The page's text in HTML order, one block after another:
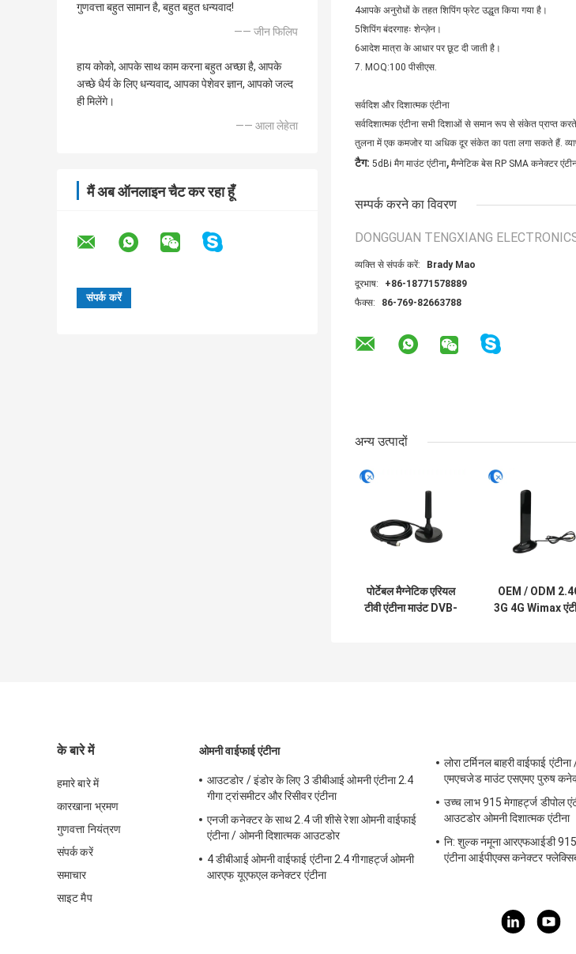
गुणवत्ता बहुत सामान है, बहुत बहुत धन्यवाद!
—— जीन फिलिप
हाय कोको, आपके साथ काम करना बहुत अच्छा है, आपके
अच्छे धैर्य के लिए धन्यवाद, आपका पेशेवर ज्ञान, आपको जल्द
ही मिलेंगे।
—— आला लेहेता
मैं अब ऑनलाइन चैट कर रहा हूँ
4आपके अनुरोधों के तहत शिपिंग फ्रेट उद्धृत किया गया है।
5शिपिंग बंदरगाहः शेन्ज़ेन।
6आदेश मात्रा के आधार पर छूट दी जाती है।
7. MOQ:100 पीसीएस.
सर्वदिश और दिशात्मक एंटीना
सर्वदिशात्मक एंटीना सभी दिशाओं से समान रूप से संकेत प्राप्त
तुलना में एक कमजोर या अधिक दूर संकेत का पता लगा सकते हैं.
टैग: 5dBi मैग माउंट एंटीना, मैग्नेटिक बेस RP SMA कनेक्टर
सम्पर्क करने का विवरण
DONGGUAN TENGXIANG
व्यक्ति से संपर्क करें:
Brady Mao
दूरभाष:
+86-18771578889
फैक्स:
86-769-82663788
अन्य उत्पादों
पोर्टेबल मैग्नेटिक एरियल
टीवी एंटीना माउंट DVB-
OEM / ODM
3G 4G Wimax
के बारे में
हमारे बारे में
कारखाना भ्रमण
गुणवत्ता नियंत्रण
संपर्क करें
समाचार
साइट मैप
ओमनी वाईफाई एंटीना
आउटडोर / इंडोर के लिए 3 डीबीआई ओमनी एंटीना 2.4
गीगा ट्रांसमीटर और रिसीवर एंटीना
एनजी कनेक्टर के साथ 2.4 जी शीसे रेशा ओमनी वाईफाई
एंटीना / ओमनी दिशात्मक आउटडोर
4 डीबीआई ओमनी वाईफाई एंटीना 2.4 गीगाहर्ट्ज ओमनी
आरएफ यूएफएल कनेक्टर एंटीना
लोरा टर्मिनल बाहरी वाईफाई
एमएचजेड माउंट एसएमए पुरुष
उच्च लाभ 915 मेगाहर्ट्ज डीपोल
आउटडोर ओमनी दिशात्मक एंटीना
नि: शुल्क नमूना आरएफआईडी 915
एंटीना आईपीएक्स कनेक्टर